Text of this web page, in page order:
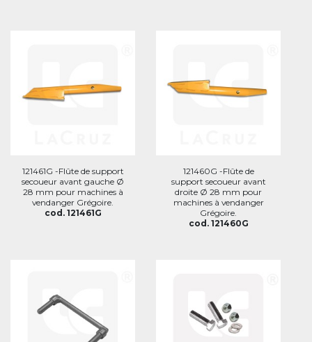
121461G -Flûte de support
secoueur avant gauche Ø
28 mm pour machines à
vendanger Grégoire.
cod. 121461G
121460G -Flûte de
support secoueur avant
droite Ø 28 mm pour
machines à vendanger
Grégoire.
cod. 121460G